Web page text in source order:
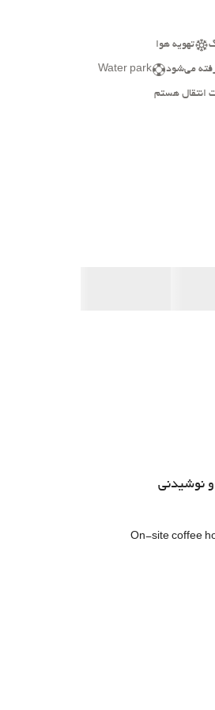
تهویه هوا
می‌شود Water park
انتقال هستم
نوشیدنی
On-site coffee